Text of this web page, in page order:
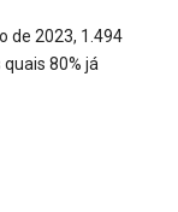
de 2023, 1.494
80% já